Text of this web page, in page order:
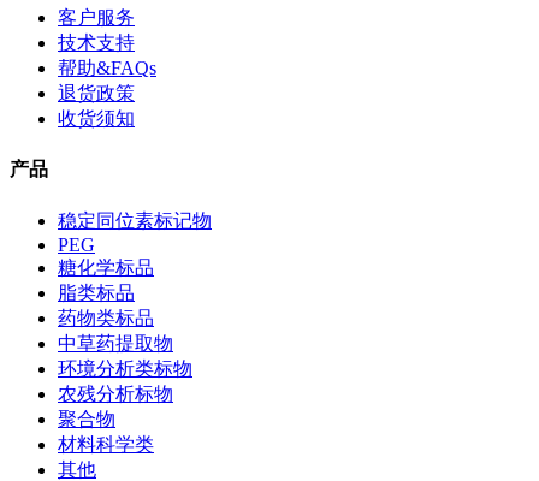
客户服务
技术支持
帮助&FAQs
退货政策
收货须知
产品
稳定同位素标记物
PEG
糖化学标品
脂类标品
药物类标品
中草药提取物
环境分析类标物
农残分析标物
聚合物
材料科学类
其他